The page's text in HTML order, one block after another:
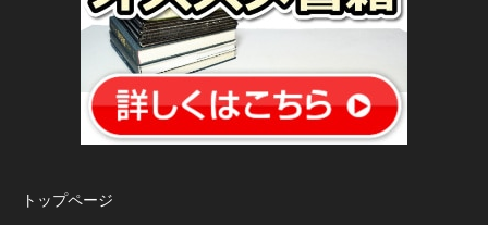
トップページ